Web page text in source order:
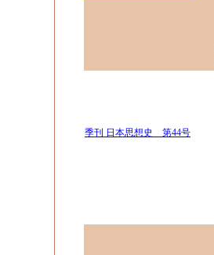
季刊 日本思想史 第44号